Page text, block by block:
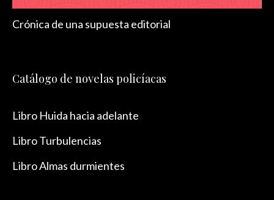
Crónica de una supuesta editorial
Catálogo de novelas policíacas
Libro Huida hacia adelante
Libro Turbulencias
Libro Almas durmientes